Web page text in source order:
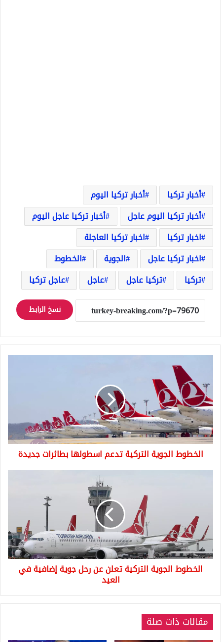
أخبار تركيا
أخبار تركيا اليوم
أخبار تركيا اليوم عاجل
أخبار تركيا عاجل اليوم
اخبار تركيا
اخبار تركيا العاجلة
اخبار تركيا عاجل
الجوية
الخطوط
تركيا
تركيا عاجل عاجل عاجل تركيا
نسخ الرابط
التركية
تدعم
اسطولها
بطائرات
جديدة
الخطوط الجوية التركية تدعم اسطولها بطائرات جديدة
رحل
جوية
إضافية
في
العيدالخطوط الجوية التركية تعلن عن رحل جوية إضافية في
العيد
مقالات ذات صلة